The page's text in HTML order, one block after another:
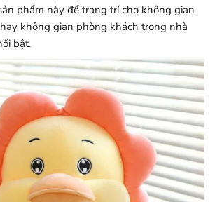
phẩm này để trang trí cho không gian
không gian phòng khách trong nhà
bật.